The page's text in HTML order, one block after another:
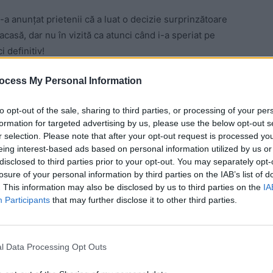
My Personal Information
opt-out of the sale, sharing to third parties, or processing of your
for targeted advertising by us, please use the below opt-out
selection. Please note that after your opt-out request is processed
interest-based ads based on personal information utilized by us
to third parties prior to your opt-out. You may separately
of your personal information by third parties on the IAB’s list of
This information may also be disclosed by us to third parties on the
Participants that may further disclose it to other third parties.
Data Processing Opt Outs
anunţat prietenii că a luat o decizie surprinzătoare
dar nu în vizită ca atunci când i-a speriat pe
definitiv!
-
alături de o fotografie cu premierul Ludovic
să facă acest pas curajos.
revenirea în ţară
altora pentru a găsi o altă soluţie pentru viaţa mea,
întoarcerii acasă”